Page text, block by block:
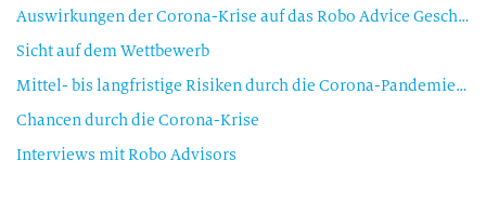
Auswirkungen der Corona-Krise auf das Robo Advice Geschäft und aktuelle Herausforderungen
Sicht auf dem Wettbewerb
Mittel- bis langfristige Risiken durch die Corona-Pandemie auf dem Robo Advisory Markt
Chancen durch die Corona-Krise
Interviews mit Robo Advisors